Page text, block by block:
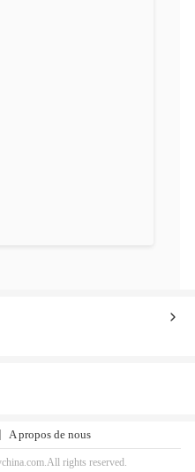
A propos de nous
rights reserved.